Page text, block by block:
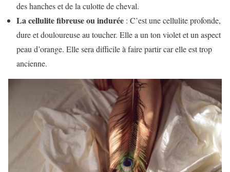
des hanches et de la culotte de cheval.
La cellulite fibreuse ou indurée : C’est une cellulite profonde,
dure et douloureuse au toucher. Elle a un ton violet et un aspect
peau d’orange. Elle sera difficile à faire partir car elle est trop
ancienne.